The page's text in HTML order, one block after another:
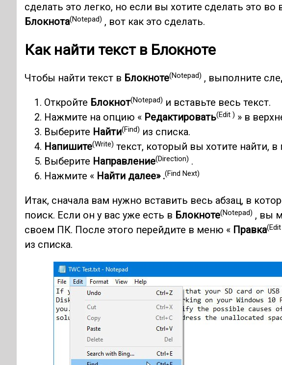
сделать это легко, но если вы хотите сделать это
Блокнота(Notepad) , вот как это сделать.
Как найти текст в Блокноте
Чтобы найти текст в Блокноте(Notepad) , выполните
Откройте Блокнот(Notepad) и вставьте весь текст.
Нажмите на опцию « Редактировать(Edit ) » в
Выберите Найти(Find) из списка.
Напишите(Write) текст, который вы хотите найти, в
Выберите Направление(Direction) .
Нажмите « Найти далее» .(Find Next)
Итак, сначала вам нужно вставить весь абзац, в
поиск. Если он у вас уже есть в Блокноте(Notepad) , вы
своем ПК. После этого перейдите в меню « Правка
из списка.